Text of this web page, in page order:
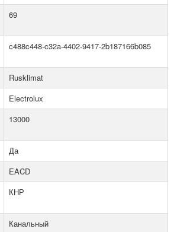
69
c488c448-c32a-4402-9417-2b187166b085
Rusklimat
Electrolux
13000
Да
EACD
КНР
Канальный